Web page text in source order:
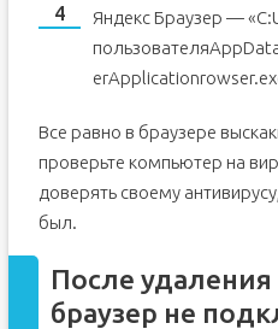
Яндекс Браузер —
Все равно в браузере
проверьте компьютер на
доверять своему
был.
После
браузер не